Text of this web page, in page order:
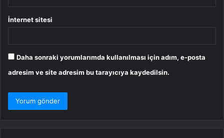
İnternet sitesi
Daha sonraki yorumlarımda kullanılması için adım, e-posta
adresim ve site adresim bu tarayıcıya kaydedilsin.